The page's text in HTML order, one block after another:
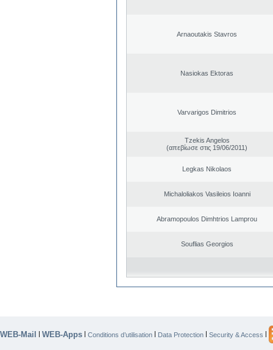
Arnaoutakis Stavros
Nasiokas Ektoras
Varvarigos Dimitrios
Tzekis Angelos
(απεβίωσε στις 19/06/2011)
Legkas Nikolaos
Michaloliakos Vasileios Ioanni
Abramopoulos Dimhtrios Lamprou
Souflias Georgios
WEB-Mail WEB-Apps Conditions d’utilisation Data Protection Security & Access